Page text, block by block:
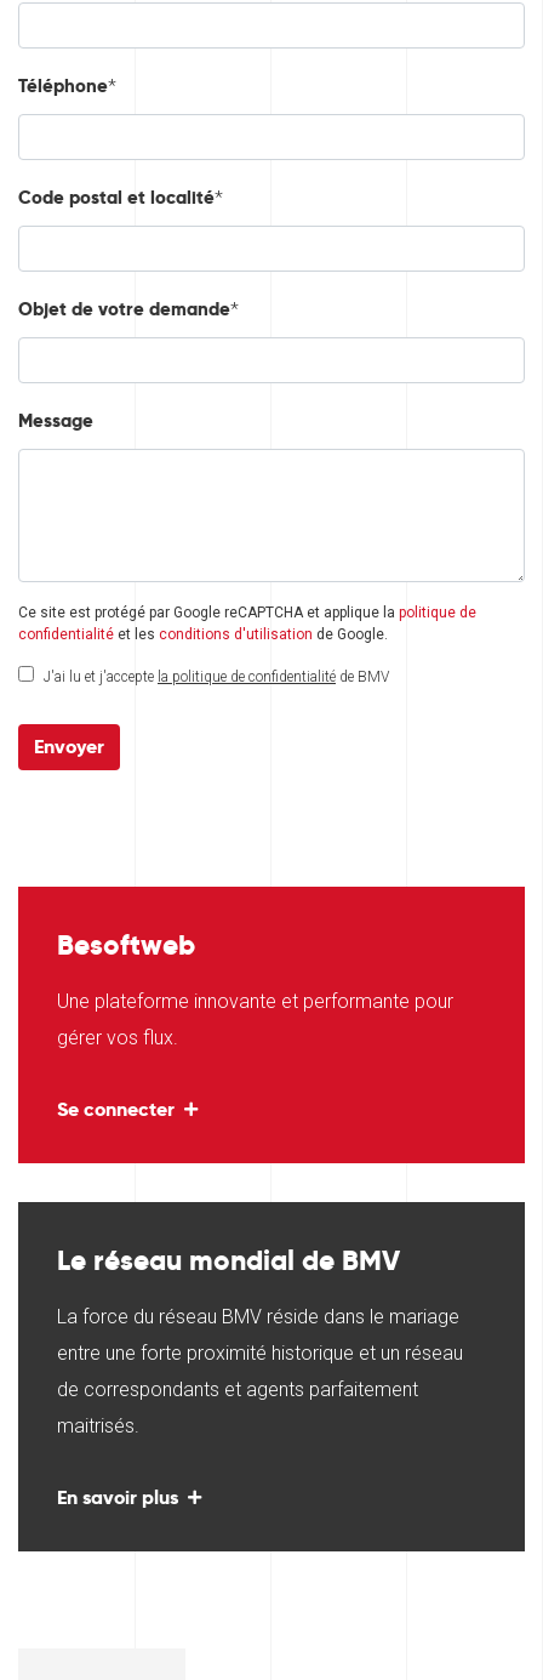
Téléphone*
Code postal et localité*
Objet de votre demande*
Message
Ce site est protégé par Google reCAPTCHA et applique la politique de
confidentialité et les conditions d'utilisation de Google.
J'ai lu et j'accepte la politique de confidentialité de BMV
Envoyer
Besoftweb
Une plateforme innovante et performante pour
gérer vos flux.
Se connecter
Le réseau mondial de BMV
La force du réseau BMV réside dans le mariage
entre une forte proximité historique et un réseau
de correspondants et agents parfaitement
maitrisés.
En savoir plus